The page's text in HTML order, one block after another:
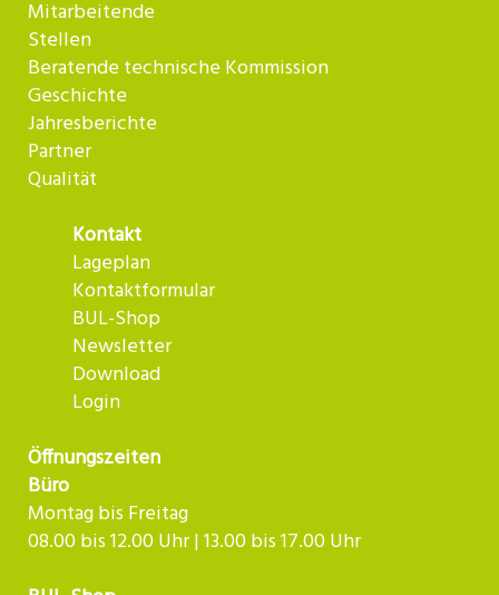
Mitarbeitende
Stellen
Beratende technische Kommission
Geschichte
Jahresberichte
Partner
Qualität
Kontakt
Lageplan
Kontaktformular
BUL-Shop
Newsletter
Download
Login
Öffnungszeiten
Büro
Montag bis Freitag
08.00 bis 12.00 Uhr | 13.00 bis 17.00 Uhr